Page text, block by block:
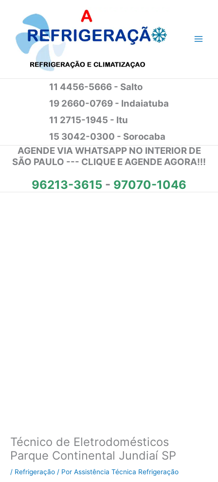
conteúdo
11 4456-5666 - Salto
19 2660-0769 - Indaiatuba
11 2715-1945 - Itu
15 3042-0300 - Sorocaba
AGENDE VIA WHATSAPP NO INTERIOR DE
SÃO PAULO --- CLIQUE E AGENDE AGORA!!!
96213-3615 - 97070-1046
Técnico de Eletrodomésticos
Parque Continental Jundiaí SP
/ Refrigeração / PorAssistência Técnica Refrigeração